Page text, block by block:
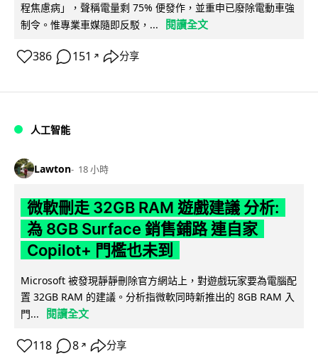
程焦慮病」，聲稱電量剩 75% 便發作，並重申已廢除電動車強
制令。惟專業車媒隨即反駁，...
閱讀全文
386 151 ↗ 分享
人工智能
Lawton 18 小時
微軟刪走 32GB RAM 遊戲建議 分析:
為 8GB Surface 銷售鋪路 連自家
Copilot+ 門檻也未到
Microsoft 被發現靜靜刪除官方網站上，對遊戲玩家要為電腦配
置 32GB RAM 的建議。分析指微軟同時新推出的 8GB RAM 入
門...
閱讀全文
118 8 ↗ 分享